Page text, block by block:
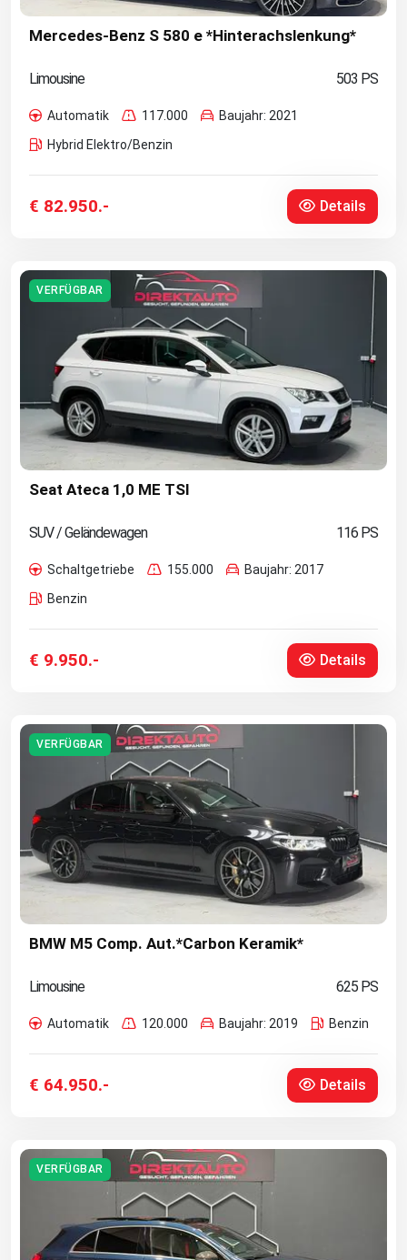
Mercedes-Benz S 580 e *Hinterachslenkung*
Limousine 503 PS
Automatik 117.000
Baujahr: 2021
Hybrid Elektro/Benzin
€ 82.950.- Details
VERFÜGBAR
Seat Ateca 1,0 ME TSI
SUV / Geländewagen 116 PS
Schaltgetriebe 155.000
Baujahr: 2017
Benzin
€ 9.950.- Details
VERFÜGBAR
BMW M5 Comp. Aut.*Carbon Keramik*
Limousine 625 PS
Automatik 120.000 Baujahr: 2019 Benzin
€ 64.950.- Details
VERFÜGBAR